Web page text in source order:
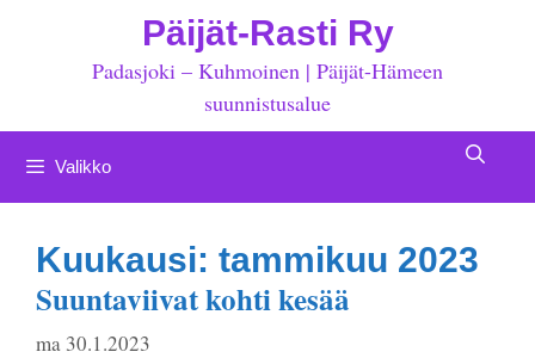
Päijät-Rasti Ry
Padasjoki – Kuhmoinen | Päijät-Hämeen
suunnistusalue
Valikko
Kuukausi: tammikuu 2023
Suuntaviivat kohti kesää
ma 30.1.2023